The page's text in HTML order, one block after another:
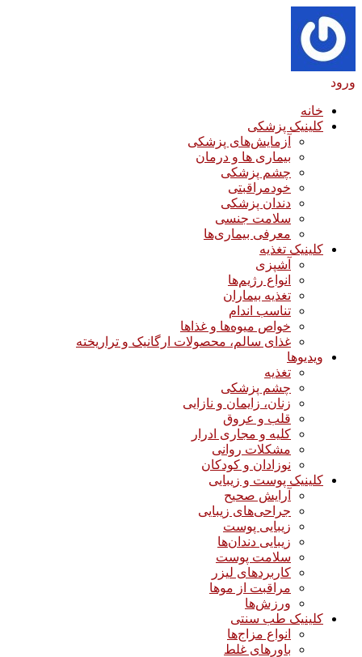
ورود
خانه
کلینیک پزشکی
آزمایش‌های پزشکی
بیماری ها و درمان
چشم پزشکی
خودمراقبتی
دندان پزشکی
سلامت جنسی
معرفی بیماری‌ها
کلینیک تغذیه
آشپزی
انواع رژیم‌ها
تغذیه بیماران
تناسب اندام
خواص میوه‌ها و غذاها
غذای سالم، محصولات ارگانیک و تراریخته
ویدیوها
تغذیه
چشم پزشکی
زنان، زایمان و نازایی
قلب و عروق
کلیه و مجاری ادرار
مشکلات روانی
نوزادان و کودکان
کلینیک پوست و زیبایی
آرایش صحیح
جراحی‌های زیبایی
زیبایی پوست
زیبایی دندان‌ها
سلامت پوست
کاربردهای لیزر
مراقبت از موها
ورزش‌ها
کلینیک طب سنتی
انواع مزاج‌ها
باورهای غلط